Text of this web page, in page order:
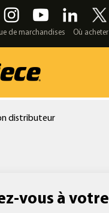
de marchandises Où acheter
distributeur
vous à votre